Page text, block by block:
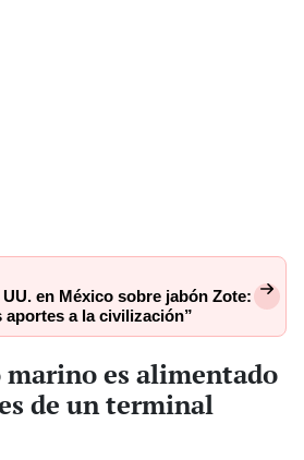
en México sobre jabón Zote:
aportes a la civilización”
es alimentado
de un terminal